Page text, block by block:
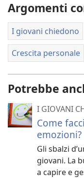
Argomenti
I giovani chiedono
Crescita personale
Potrebbe
I GIOVANI
Come
emozioni?
Gli sbalzi
giovani. La
a capire e